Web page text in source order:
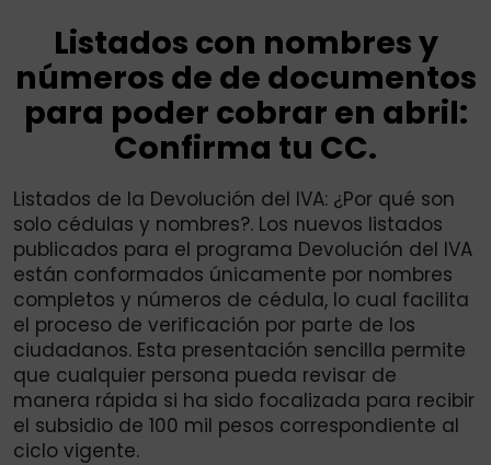
Listados con nombres y
números de de documentos
para poder cobrar en abril:
Confirma tu CC.
Listados de la Devolución del IVA: ¿Por qué son
solo cédulas y nombres?. Los nuevos listados
publicados para el programa Devolución del IVA
están conformados únicamente por nombres
completos y números de cédula, lo cual facilita
el proceso de verificación por parte de los
ciudadanos. Esta presentación sencilla permite
que cualquier persona pueda revisar de
manera rápida si ha sido focalizada para recibir
el subsidio de 100 mil pesos correspondiente al
ciclo vigente.